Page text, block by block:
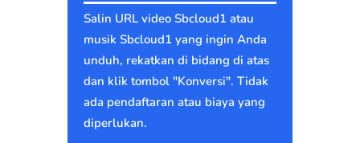
Salin URL video Sbcloud1 atau
musik Sbcloud1 yang ingin Anda
unduh, rekatkan di bidang di atas
dan klik tombol "Konversi". Tidak
ada pendaftaran atau biaya yang
diperlukan.